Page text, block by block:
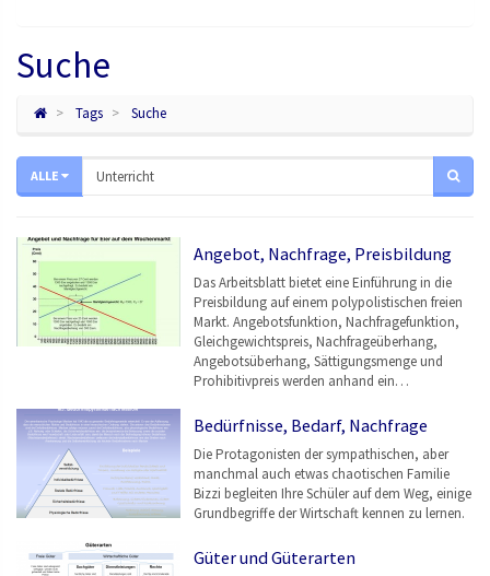
Suche
Tags Suche
ALLE
Angebot, Nachfrage, Preisbildung
Das Arbeitsblatt bietet eine Einführung in die
Preisbildung auf einem polypolistischen freien
Markt. Angebotsfunktion, Nachfragefunktion,
Gleichgewichtspreis, Nachfrageüberhang,
Angebotsüberhang, Sättigungsmenge und
Prohibitivpreis werden anhand ein…
Bedürfnisse, Bedarf, Nachfrage
Die Protagonisten der sympathischen, aber
manchmal auch etwas chaotischen Familie
Bizzi begleiten Ihre Schüler auf dem Weg, einige
Grundbegriffe der Wirtschaft kennen zu lernen.
Güter und Güterarten